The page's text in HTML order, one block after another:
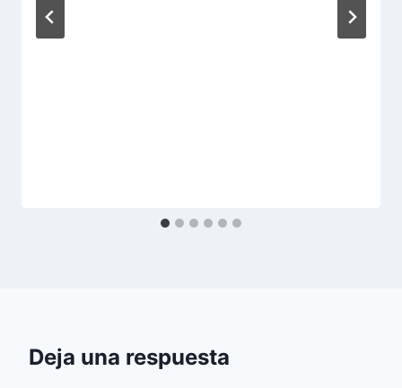
Deja una respuesta